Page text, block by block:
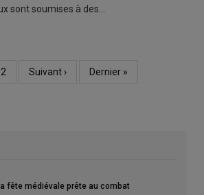
sont soumises à des…
Page
2
Page
Suivant ›
Dernière
Dernier »
fête médiévale prête au combat